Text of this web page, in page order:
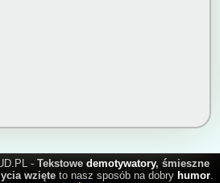
- Tekstowe demotywatory, śmieszne
wzięte to nasz sposób na dobry humor.